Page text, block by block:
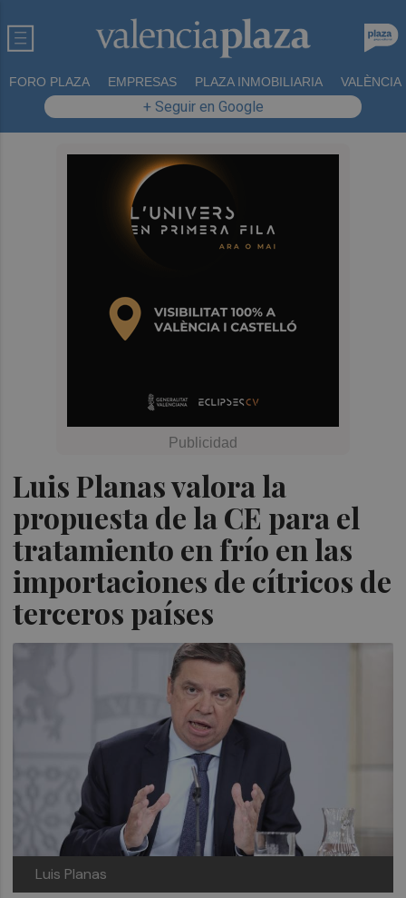
FORO PLAZA EMPRESAS PLAZA INMOBILIARIA VALÈNCIA
+ Seguir en Google
Luis Planas valora la
propuesta de la CE para el
tratamiento en frío en las
importaciones de cítricos de
terceros países
Luis Planas